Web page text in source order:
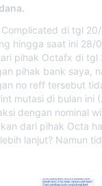
di tgl
hingga saat ini 28/
pihak Octafx di
pihak bank saya,
no reff tersebut
mutasi di bulan ini
dengan nominal
dari pihak Octa
lanjut? Namun